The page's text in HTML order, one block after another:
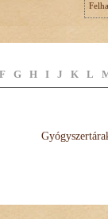
F G H I J K L